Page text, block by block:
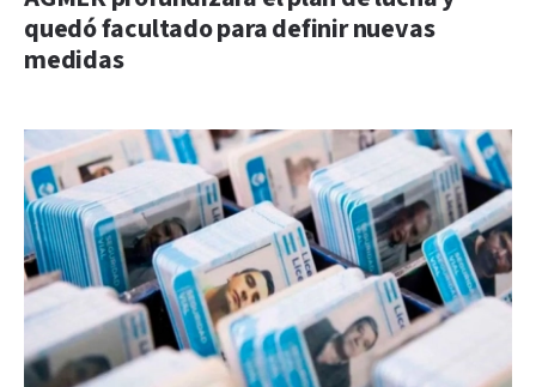
quedó facultado para definir nuevas
medidas